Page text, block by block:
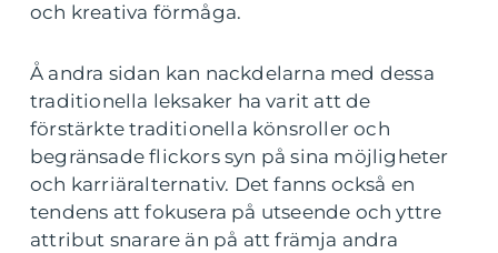
och kreativa förmåga.
Å andra sidan kan nackdelarna med dessa
traditionella leksaker ha varit att de
förstärkte traditionella könsroller och
begränsade flickors syn på sina möjligheter
och karriäralternativ. Det fanns också en
tendens att fokusera på utseende och yttre
attribut snarare än på att främja andra